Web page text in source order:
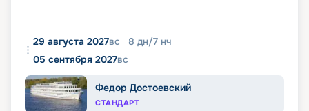
29 августа 2027вс 8 дн/7 нч
05 сентября 2027вс
Федор Достоевский
СТАНДАРТ